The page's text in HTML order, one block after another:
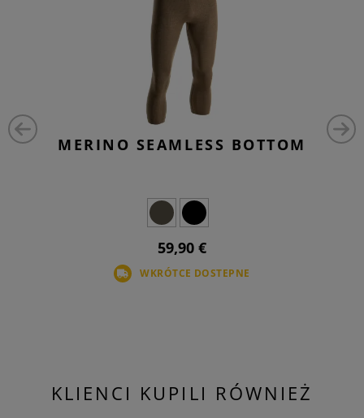
MERINO SEAMLESS BOTTOM
59,90 €
WKRÓTCE DOSTEPNE
KLIENCI KUPILI RÓWNIEŻ